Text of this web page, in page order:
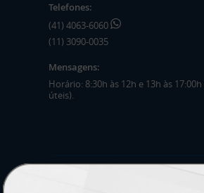
Telefones:
(41) 4063-6060
(11) 3090-0035
Mensagens:
Horário: 8:30h às 12h e 13h às
úteis).